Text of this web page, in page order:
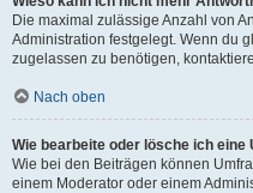
Die maximal zulässige Anzahl von
Administration festgelegt. Wenn du
zugelassen zu benötigen,
Nach oben
Wie bearbeite oder lösche ich eine
Wie bei den Beiträgen können
einem Moderator oder einem